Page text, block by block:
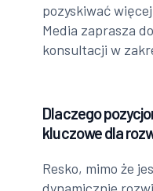
pozyskiwać
Media zaprasza
konsultacji w
Dlaczego
kluczowe dla
Resko, mimo że